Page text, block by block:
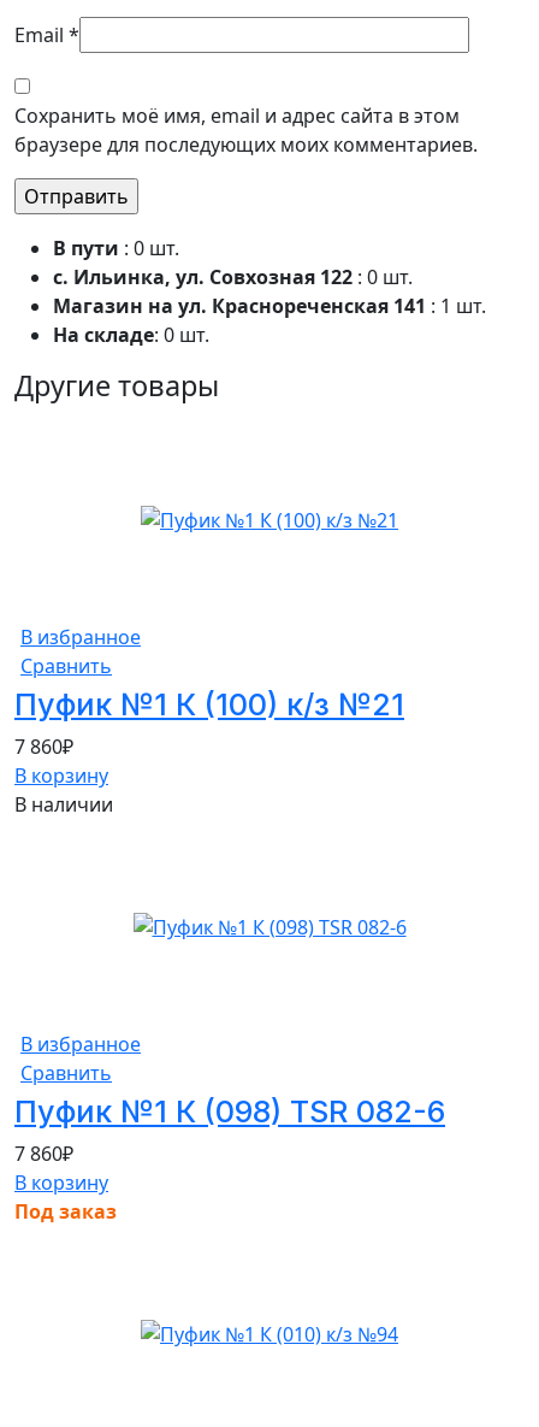
Email *
Сохранить моё имя, email и адрес сайта в этом
браузере для последующих моих комментариев.
В пути : 0 шт.
с. Ильинка, ул. Совхозная 122 : 0 шт.
Магазин на ул. Краснореченская 141 : 1 шт.
На складе: 0 шт.
Другие товары
В избранное
Сравнить
Пуфик №1 К (100) к/з №21
7 860₽
В корзину
В наличии
В избранное
Сравнить
Пуфик №1 К (098) TSR 082-6
7 860₽
В корзину
Под заказ